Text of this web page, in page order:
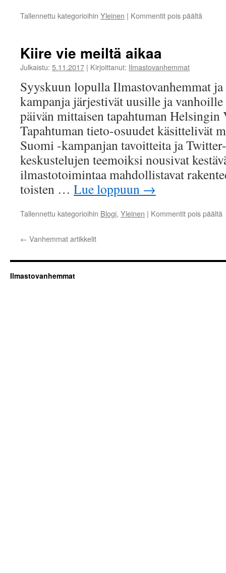
Tallennettu kategorioihin Yleinen | Kommentit pois päältä
Kiire vie meiltä aikaa
Julkaistu: 5.11.2017 | Kirjoittanut: Ilmastovanhemmat
Syyskuun lopulla Ilmastovanhemmat
kampanja järjestivät uusille ja
päivän mittaisen tapahtuman Helsingin
Tapahtuman tieto-osuudet käsittelivät
Suomi -kampanjan tavoitteita ja
keskustelujen teemoiksi nousivat
ilmastotoimintaa mahdollistavat
toisten … Lue loppuun →
Tallennettu kategorioihin Blogi, Yleinen | Kommentit pois päältä
← Vanhemmat artikkelit
Ilmastovanhemmat